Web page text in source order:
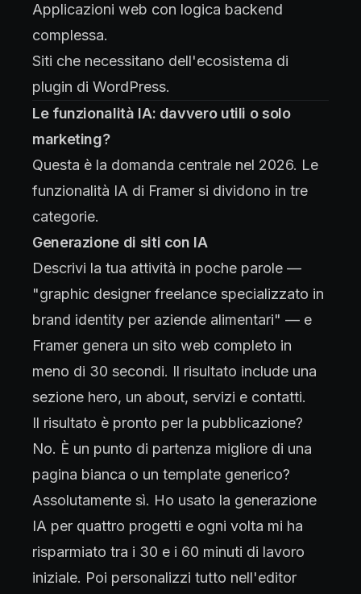
Applicazioni web con logica backend
complessa.
Siti che necessitano dell'ecosistema di
plugin di WordPress.
Le funzionalità IA: davvero utili o solo
marketing?
Questa è la domanda centrale nel 2026. Le
funzionalità IA di Framer si dividono in tre
categorie.
Generazione di siti con IA
Descrivi la tua attività in poche parole —
"graphic designer freelance specializzato in
brand identity per aziende alimentari" — e
Framer genera un sito web completo in
meno di 30 secondi. Il risultato include una
sezione hero, un about, servizi e contatti.
Il risultato è pronto per la pubblicazione?
No. È un punto di partenza migliore di una
pagina bianca o un template generico?
Assolutamente sì. Ho usato la generazione
IA per quattro progetti e ogni volta mi ha
risparmiato tra i 30 e i 60 minuti di lavoro
iniziale. Poi personalizzi tutto nell'editor